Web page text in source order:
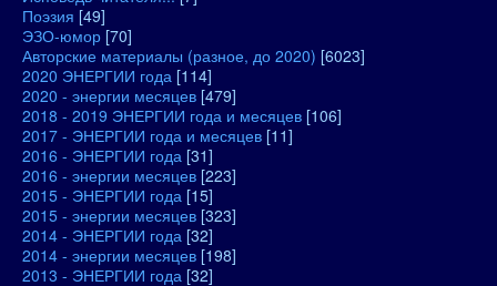
Поэзия [49]
ЭЗО-юмор [70]
Авторские материалы (разное, до 2020) [6023]
2020 ЭНЕРГИИ года [114]
2020 - энергии месяцев [479]
2018 - 2019 ЭНЕРГИИ года и месяцев [106]
2017 - ЭНЕРГИИ года и месяцев [11]
2016 - ЭНЕРГИИ года [31]
2016 - энергии месяцев [223]
2015 - ЭНЕРГИИ года [15]
2015 - энергии месяцев [323]
2014 - ЭНЕРГИИ года [32]
2014 - энергии месяцев [198]
2013 - ЭНЕРГИИ года [32]